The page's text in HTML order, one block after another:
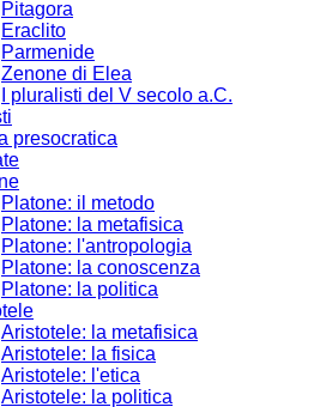
Pitagora
Eraclito
Parmenide
Zenone di Elea
I pluralisti del V secolo a.C.
presocratica
Platone: il metodo
Platone: la metafisica
Platone: l'antropologia
Platone: la conoscenza
Platone: la politica
Aristotele: la metafisica
Aristotele: la fisica
Aristotele: l'etica
Aristotele: la politica